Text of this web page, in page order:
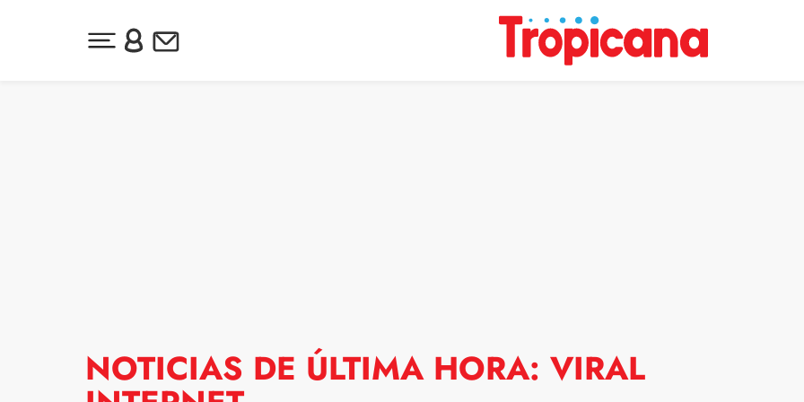
Desplegar menú principal
Inicia sesión o regístrate
Newsletter
NOTICIAS DE ÚLTIMA HORA: VIRAL